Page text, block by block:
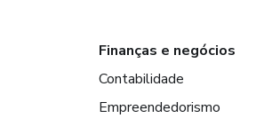
Finanças e negócios
Contabilidade
Empreendedorismo